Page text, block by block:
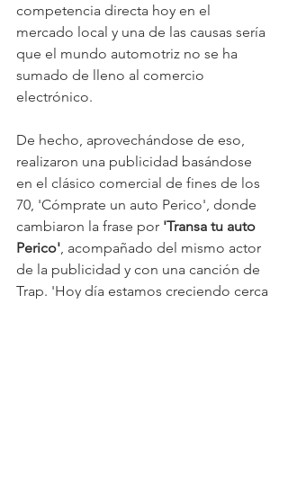
competencia directa hoy en el
mercado local y una de las causas sería
que el mundo automotriz no se ha
sumado de lleno al comercio
electrónico.
De hecho, aprovechándose de eso,
realizaron una publicidad basándose
en el clásico comercial de fines de los
70, 'Cómprate un auto Perico', donde
cambiaron la frase por 'Transa tu auto
Perico' , acompañado del mismo actor
de la publicidad y con una canción de
Trap. 'Hoy día estamos creciendo cerca